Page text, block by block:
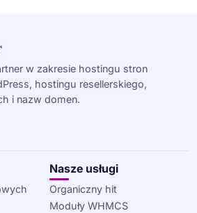
w zakresie hostingu stron
hostingu resellerskiego,
i nazw domen.
Nasze usługi
Organiczny hit
Moduły WHMCS